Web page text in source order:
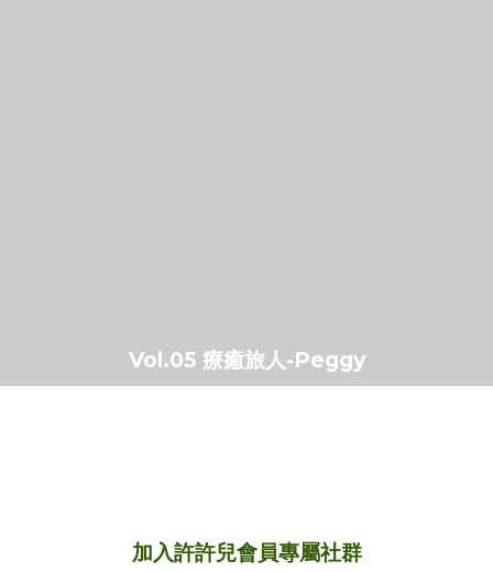
Vol.05 療癒旅人-Peggy
加入許許兒會員專屬社群